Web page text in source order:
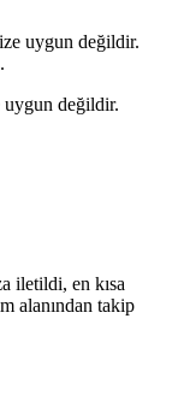
uygun değildir.
uygun değildir.
iletildi, en kısa
alanından takip